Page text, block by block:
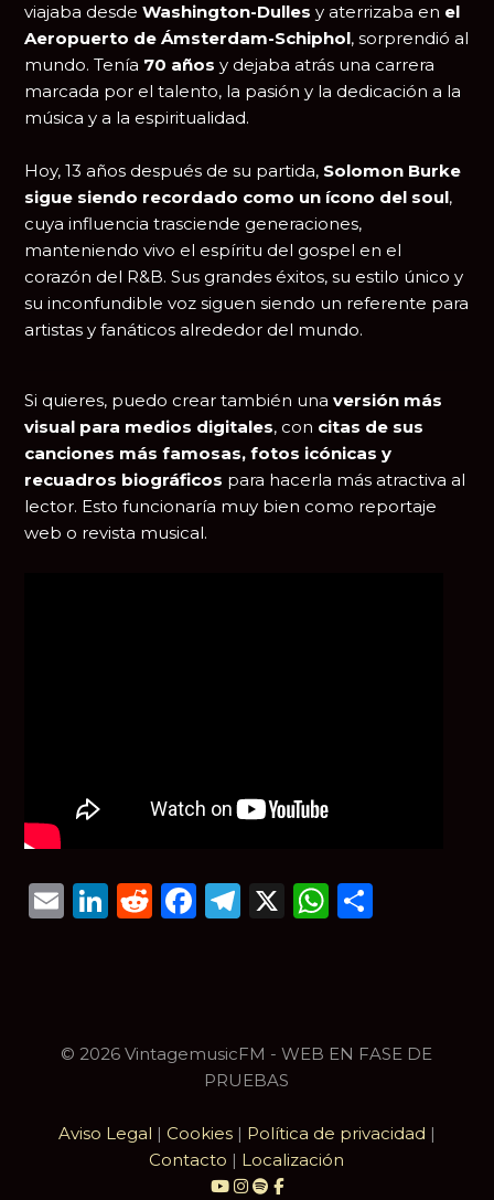
viajaba desdeWashington-Dulles y aterrizaba en el
Aeropuerto de Ámsterdam-Schiphol, sorprendió al
mundo. Tenía 70 años y dejaba atrás una carrera
marcada por el talento, la pasión y la dedicación a la
música y a la espiritualidad.
Hoy, 13 años después de su partida, Solomon Burke
sigue siendo recordado como un ícono del soul,
cuya influencia trasciende generaciones,
manteniendo vivo el espíritu del gospel en el
corazón del R&B. Sus grandes éxitos, su estilo único y
su inconfundible voz siguen siendo un referente para
artistas y fanáticos alrededor del mundo.
Si quieres, puedo crear también unaversión más
visual para medios digitales, con citas de sus
canciones más famosas, fotos icónicas y
recuadros biográficos para hacerla más atractiva al
lector. Esto funcionaría muy bien como reportaje
web o revista musical.
Email
LinkedIn
Reddit
Facebook
Telegram
X
© 2026 VintagemusicFM - WEB EN FASE DE
PRUEBAS
Aviso Legal | Cookies| Política de privacidad |
Contacto | Localización